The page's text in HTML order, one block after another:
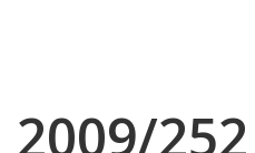
2009/252